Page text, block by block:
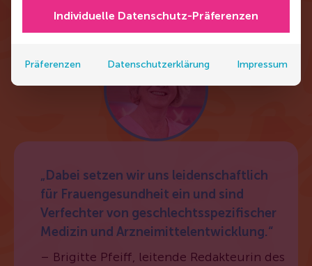
körperlichen und mentalen Gesundheit
„Dabei setzen wir uns leidenschaftlich
für Frauengesundheit ein und sind
Verfechter von geschlechtsspezifischer
Medizin und Arzneimittelentwicklung.“
– Brigitte Pfeiff, leitende Redakteurin des
Individuelle Datenschutz-Präferenzen
Präferenzen Datenschutzerklärung Impressum